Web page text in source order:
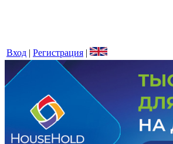
Вход | Регистрация |